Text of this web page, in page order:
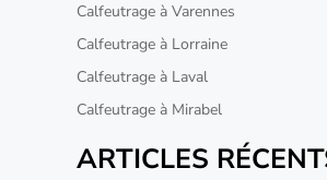
Calfeutrage à Varennes
Calfeutrage à Lorraine
Calfeutrage à Laval
Calfeutrage à Mirabel
ARTICLES